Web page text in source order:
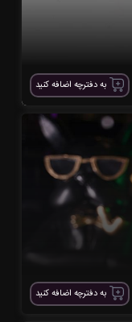
به دفترچه اضافه کنید
به دفترچه اضافه کنید